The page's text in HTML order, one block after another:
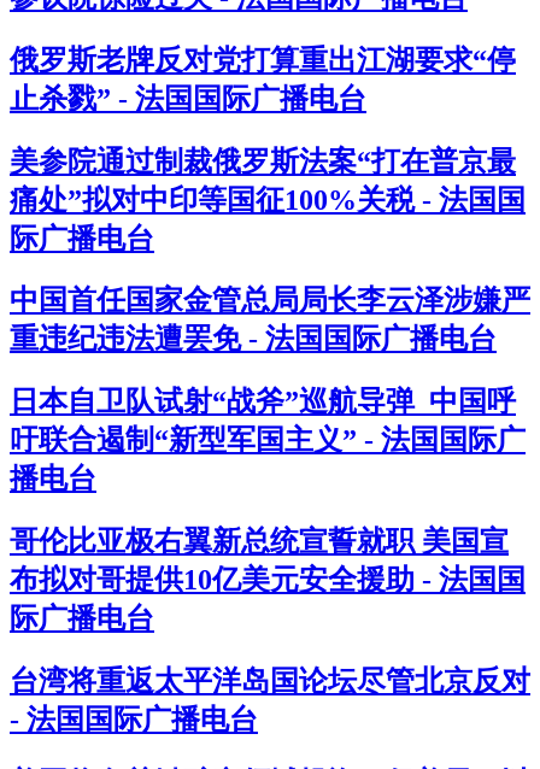
俄罗斯老牌反对党打算重出江湖要求“停
止杀戮” - 法国国际广播电台
美参院通过制裁俄罗斯法案“打在普京最
痛处”拟对中印等国征100%关税 - 法国国
际广播电台
中国首任国家金管总局局长李云泽涉嫌严
重违纪违法遭罢免 - 法国国际广播电台
日本自卫队试射“战斧”巡航导弹 中国呼
吁联合遏制“新型军国主义” - 法国国际广
播电台
哥伦比亚极右翼新总统宣誓就职 美国宣
布拟对哥提供10亿美元安全援助 - 法国国
际广播电台
台湾将重返太平洋岛国论坛尽管北京反对
- 法国国际广播电台